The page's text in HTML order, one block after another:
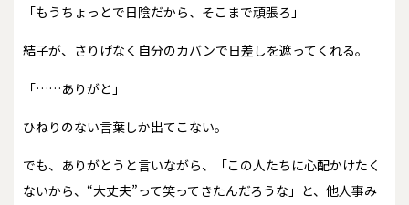
「もうちょっとで日陰だから、そこまで頑張ろ」
結子が、さりげなく自分のカバンで日差しを遮ってくれる。
「……ありがと」
ひねりのない言葉しか出てこない。
でも、ありがとうと言いながら、「この人たちに心配かけたく
ないから、“大丈夫”って笑ってきたんだろうな」と、他人事み